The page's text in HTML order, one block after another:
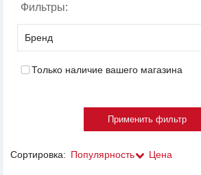
Фильтры:
Бренд
Только наличие вашего магазина
Сортировка: Популярность Цена